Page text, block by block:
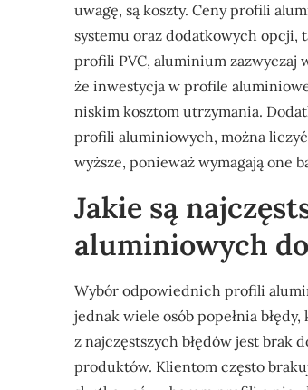
uwagę, są koszty. Ceny profili
systemu oraz dodatkowych
profili PVC, aluminium zazwyczaj
że inwestycja w profile
niskim kosztom utrzymania.
profili aluminiowych, można
wyższe, ponieważ wymagają one
Jakie są
aluminiowych
Wybór odpowiednich profili
jednak wiele osób popełnia
z najczęstszych błędów jest brak
produktów. Klientom często